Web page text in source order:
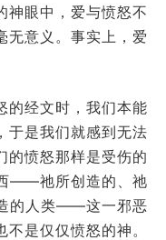
神眼中，爱与愤怒不
无意义。事实上，爱
的经文时，我们本能
于是我们就感到无法
的愤怒那样是受伤的
——祂所创造的、祂
的人类——这一邪恶
是仅仅愤怒的神。